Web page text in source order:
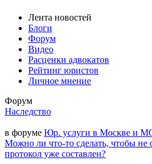
Лента новостей
Блоги
Форум
Видео
Расценки адвокатов
Рейтинг юристов
Личное мнение
Форум
Наследство
в форуме Юр. услуги в Москве и
Можно ли что-то сделать, чтобы не
протокол уже составлен?